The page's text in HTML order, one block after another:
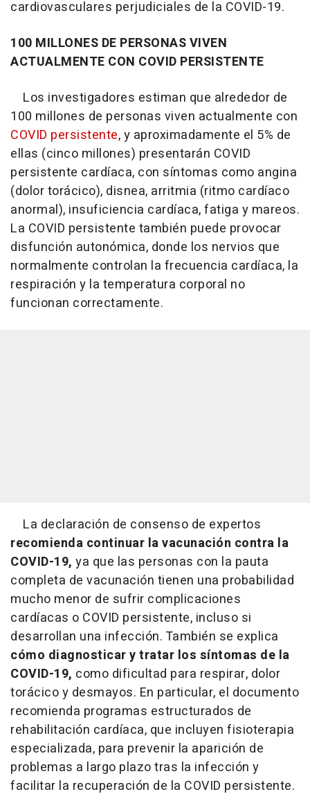
cardiovasculares perjudiciales de la COVID-19.
100 MILLONES DE PERSONAS VIVEN
ACTUALMENTE CON COVID PERSISTENTE
Los investigadores estiman que alrededor de
100 millones de personas viven actualmente con
COVID persistente, y aproximadamente el 5% de
ellas (cinco millones) presentarán COVID
persistente cardíaca, con síntomas como angina
(dolor torácico), disnea, arritmia (ritmo cardíaco
anormal), insuficiencia cardíaca, fatiga y mareos.
La COVID persistente también puede provocar
disfunción autonómica, donde los nervios que
normalmente controlan la frecuencia cardíaca, la
respiración y la temperatura corporal no
funcionan correctamente.
La declaración de consenso de expertos
recomienda continuar la vacunación contra la
COVID-19, ya que las personas con la pauta
completa de vacunación tienen una probabilidad
mucho menor de sufrir complicaciones
cardíacas o COVID persistente, incluso si
desarrollan una infección. También se explica
cómo diagnosticar y tratar los síntomas de la
COVID-19, como dificultad para respirar, dolor
torácico y desmayos. En particular, el documento
recomienda programas estructurados de
rehabilitación cardíaca, que incluyen fisioterapia
especializada, para prevenir la aparición de
problemas a largo plazo tras la infección y
facilitar la recuperación de la COVID persistente.